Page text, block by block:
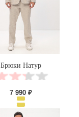
Брюки Натур
7 990 ₽